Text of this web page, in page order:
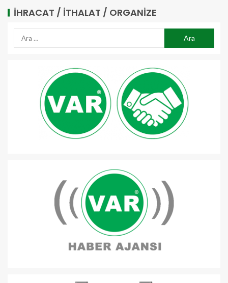
İHRACAT / İTHALAT / ORGANIZE